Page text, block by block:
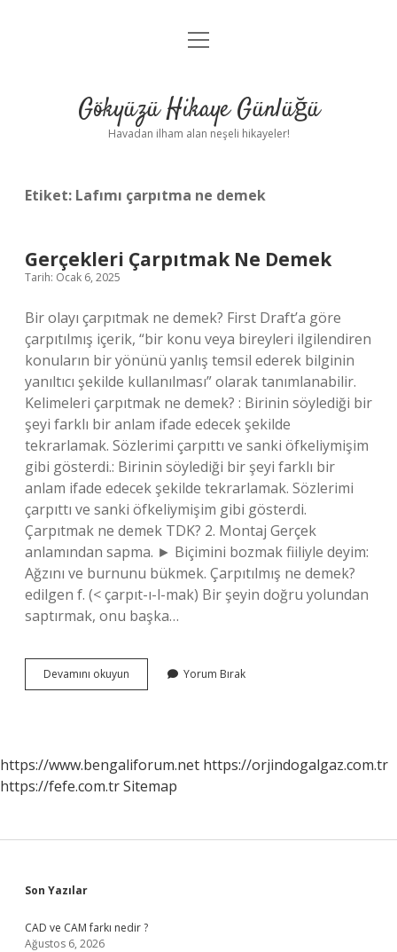
Anasayfa
Yasal Uyarı
menüyü
Gökyüzü Hikaye Günlüğü
Havadan ilham alan neşeli hikayeler!
Etiket: Lafımı çarpıtma ne demek
Gerçekleri Çarpıtmak Ne Demek
Tarih: Ocak 6, 2025
Bir olayı çarpıtmak ne demek? First Draft’a göre
çarpıtılmış içerik, “bir konu veya bireyleri ilgilendiren
konuların bir yönünü yanlış temsil ederek bilginin
yanıltıcı şekilde kullanılması” olarak tanımlanabilir.
Kelimeleri çarpıtmak ne demek? : Birinin söylediği bir
şeyi farklı bir anlam ifade edecek şekilde
tekrarlamak. Sözlerimi çarpıttı ve sanki öfkeliymişim
gibi gösterdi.: Birinin söylediği bir şeyi farklı bir
anlam ifade edecek şekilde tekrarlamak. Sözlerimi
çarpıttı ve sanki öfkeliymişim gibi gösterdi.
Çarpıtmak ne demek TDK? 2. Montaj Gerçek
anlamından sapma. ► Biçimini bozmak fiiliyle deyim:
Ağzını ve burnunu bükmek. Çarpıtılmış ne demek?
edilgen f. (< çarpıt-ı-l-mak) Bir şeyin doğru yolundan
saptırmak, onu başka…
Devamını okuyun Gerçekleri
Çarpıtmak
Yorum Bırak
https://www.bengaliforum.net https://orjindogalgaz.com.tr
https://fefe.com.trSitemap
Sidebar
Son Yazılar
CAD ve CAM farkı nedir ?
Ağustos 6, 2026